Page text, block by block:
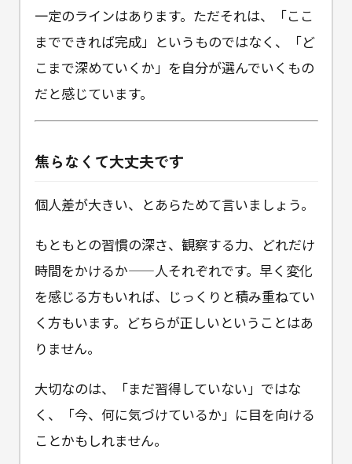
一定のラインはあります。ただそれは、「ここ
までできれば完成」というものではなく、「ど
こまで深めていくか」を自分が選んでいくもの
だと感じています。
焦らなくて大丈夫です
個人差が大きい、とあらためて言いましょう。
もともとの習慣の深さ、観察する力、どれだけ
時間をかけるか——人それぞれです。早く変化
を感じる方もいれば、じっくりと積み重ねてい
く方もいます。どちらが正しいということはあ
りません。
大切なのは、「まだ習得していない」ではな
く、「今、何に気づけているか」に目を向ける
ことかもしれません。